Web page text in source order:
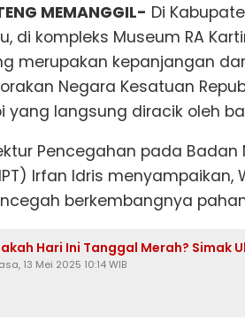
MEMANGGIL- Di
di kompleks Museum RA
merupakan kepanjangan
Negara Kesatuan
yang langsung diracik oleh
Pencegahan pada
Irfan Idris menyampaikan,
berkembangnya
Hari Ini Tanggal Merah? Simak
13 Mei 2025 10:14 WIB